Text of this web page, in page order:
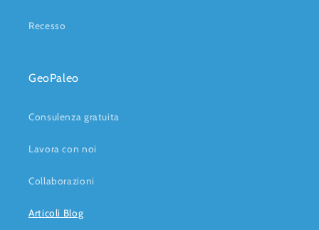
Recesso
GeoPaleo
Consulenza gratuita
Lavora con noi
Collaborazioni
Articoli Blog